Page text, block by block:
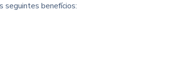
seguintes benefícios: